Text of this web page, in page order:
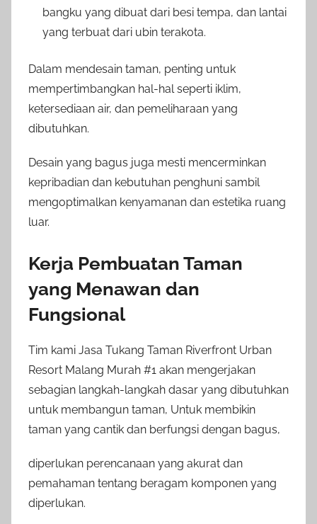
bangku yang dibuat dari besi tempa, dan lantai
yang terbuat dari ubin terakota.
Dalam mendesain taman, penting untuk
mempertimbangkan hal-hal seperti iklim,
ketersediaan air, dan pemeliharaan yang
dibutuhkan.
Desain yang bagus juga mesti mencerminkan
kepribadian dan kebutuhan penghuni sambil
mengoptimalkan kenyamanan dan estetika ruang
luar.
Kerja Pembuatan Taman
yang Menawan dan
Fungsional
Tim kami Jasa Tukang Taman Riverfront Urban
Resort Malang Murah #1 akan mengerjakan
sebagian langkah-langkah dasar yang dibutuhkan
untuk membangun taman, Untuk membikin
taman yang cantik dan berfungsi dengan bagus,
diperlukan perencanaan yang akurat dan
pemahaman tentang beragam komponen yang
diperlukan.